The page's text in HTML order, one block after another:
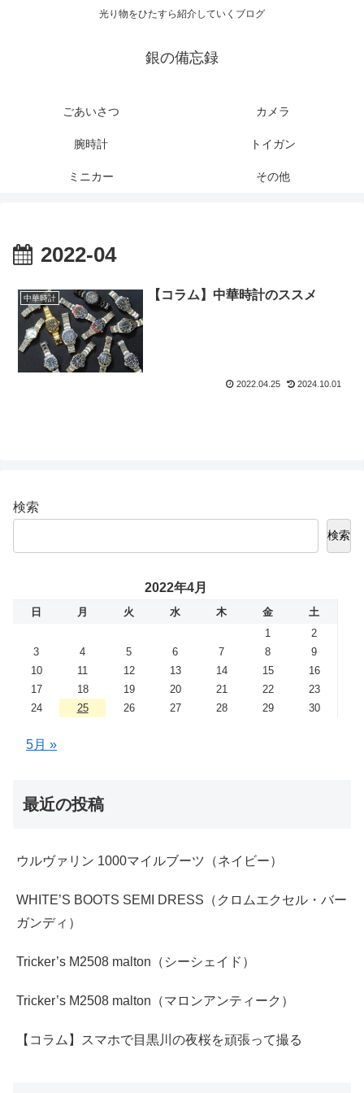
光り物をひたすら紹介していくブログ
銀の備忘録
ごあいさつ カメラ
腕時計 トイガン
ミニカー その他
2022-04
中華時計 【コラム】中華時計のススメ
2022.04.25 2024.10.01
検索
検索
2022年4月
日 月 火 水 木 金
土
1
2
3
4 5 6 7 8
9
10
11 12 13 14 15
16
17
18 19 20 21 22
23
24
25 26 27 28 29 30
5月 »
最近の投稿
ウルヴァリン 1000マイルブーツ（ネイビー）
WHITE’S BOOTS SEMI DRESS（クロムエクセル・バー
ガンディ）
Tricker’s M2508 malton（シーシェイド）
Tricker’s M2508 malton（マロンアンティーク）
【コラム】スマホで目黒川の夜桜を頑張って撮る